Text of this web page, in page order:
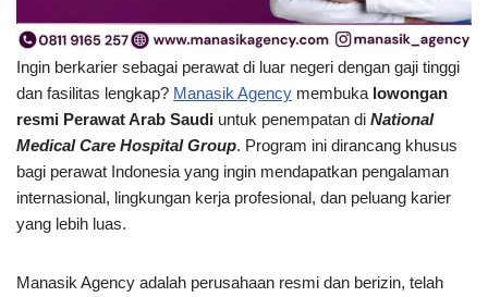
Ingin berkarier sebagai perawat di luar negeri dengan gaji tinggi
dan fasilitas lengkap? Manasik Agency membuka lowongan
resmi Perawat Arab Saudi untuk penempatan di National
Medical Care Hospital Group. Program ini dirancang khusus
bagi perawat Indonesia yang ingin mendapatkan pengalaman
internasional, lingkungan kerja profesional, dan peluang karier
yang lebih luas.
Manasik Agency adalah perusahaan resmi dan berizin, telah